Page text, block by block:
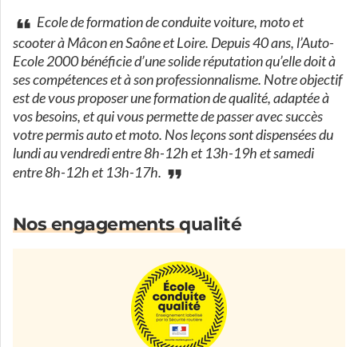
Ecole de formation de conduite voiture, moto et
scooter à Mâcon en Saône et Loire. Depuis 40 ans, l’Auto-
Ecole 2000 bénéficie d’une solide réputation qu’elle doit à
ses compétences et à son professionnalisme. Notre objectif
est de vous proposer une formation de qualité, adaptée à
vos besoins, et qui vous permette de passer avec succès
votre permis auto et moto. Nos leçons sont dispensées du
lundi au vendredi entre 8h-12h et 13h-19h et samedi
entre 8h-12h et 13h-17h.
Nos engagements qualité